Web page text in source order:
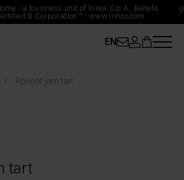
- a business unit of Irinox S.p.A., Benefit
B Corporation™ - www.irinox.com
EN
Apricot jam tart
tart